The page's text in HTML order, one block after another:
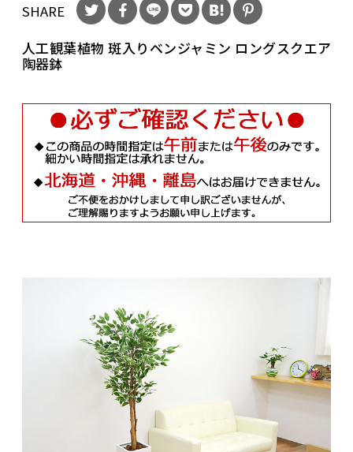
SHARE
人工観葉植物 斑入りベンジャミン ロングスクエア
陶器鉢